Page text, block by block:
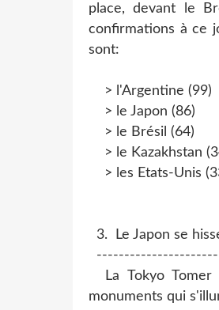
place, devant le
confirmations à ce
sont:
> l'Argentine (99)
> le Japon (86)
> le Brésil (64)
> le Kazakhstan
> les Etats-Unis
3. Le Japon se
La Tokyo Tomer
monuments qui